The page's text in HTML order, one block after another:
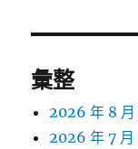
彙整
2026 年 8 月
2026 年 7 月